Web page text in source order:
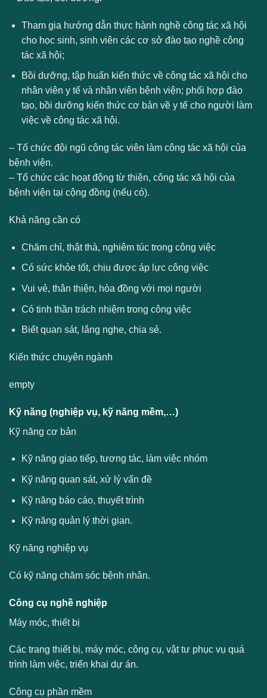
Tham gia hướng dẫn thực hành nghề công tác xã hội
cho học sinh, sinh viên các cơ sở đào tạo nghề công
tác xã hội;
Bồi dưỡng, tập huấn kiến thức về công tác xã hội cho
nhân viên y tế và nhân viên bệnh viện; phối hợp đào
tạo, bồi dưỡng kiến thức cơ bản về y tế cho người làm
việc về công tác xã hội.
– Tổ chức đội ngũ cộng tác viên làm công tác xã hội của
bệnh viện.
– Tổ chức các hoạt động từ thiện, công tác xã hội của
bệnh viện tại cộng đồng (nếu có).
Khả năng cần có
Chăm chỉ, thật thà, nghiêm túc trong công việc
Có sức khỏe tốt, chịu được áp lực công việc
Vui vẻ, thân thiện, hòa đồng với mọi người
Có tinh thần trách nhiệm trong công việc
Biết quan sát, lắng nghe, chia sẻ.
Kiến thức chuyên ngành
empty
Kỹ năng (nghiệp vụ, kỹ năng mềm,…)
Kỹ năng cơ bản
Kỹ năng giao tiếp, tương tác, làm việc nhóm
Kỹ năng quan sát, xử lý vấn đề
Kỹ năng báo cáo, thuyết trình
Kỹ năng quản lý thời gian.
Kỹ năng nghiệp vụ
Có kỹ năng chăm sóc bệnh nhân.
Công cụ nghề nghiệp
Máy móc, thiết bị
Các trang thiết bị, máy móc, công cụ, vật tư phục vụ quá
trình làm việc, triển khai dự án.
Công cụ phần mềm